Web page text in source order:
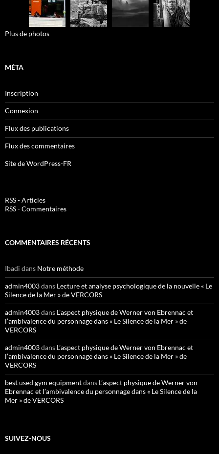
Plus de photos
MÉTA
Inscription
Connexion
Flux des publications
Flux des commentaires
Site de WordPress-FR
RSS - Articles
RSS - Commentaires
COMMENTAIRES RÉCENTS
Ibadi dans Notre méthode
admin4003dans Lecture et analyse psychologique de la nouvelle « Le
Silence de la Mer » de VERCORS
admin4003dans L’aspect physique de Werner von Ebrennac et
l’ambivalence du personnage dans « Le Silence de la Mer » de
VERCORS
admin4003dans L’aspect physique de Werner von Ebrennac et
l’ambivalence du personnage dans « Le Silence de la Mer » de
VERCORS
best used gym equipmentdans L’aspect physique de Werner von
Ebrennac et l’ambivalence du personnage dans « Le Silence de la
Mer » de VERCORS
SUIVEZ-NOUS